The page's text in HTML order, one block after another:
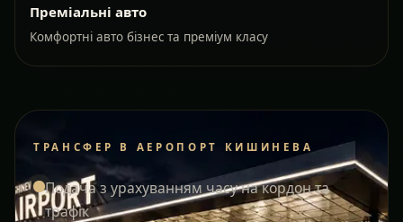
Преміальні авто
Комфортні авто бізнес та преміум класу
ТРАНСФЕР В АЕРОПОРТ КИШИНЕВА
Подача з урахуванням часу на кордон та
трафік